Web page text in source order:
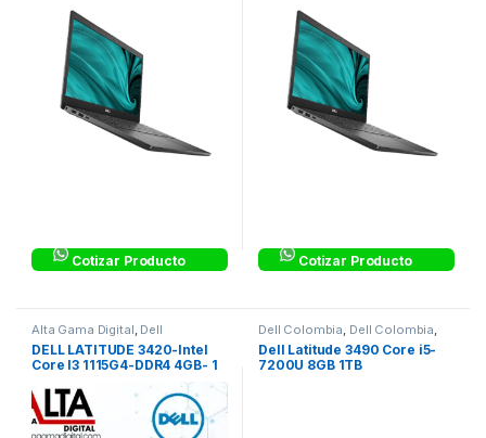
Cotizar Producto Cotizar Producto
Alta Gama Digital, Dell
Colombia,Dell Colombia Dell
Latitude Corporativos,Equipos
Corporativos,Laptops, Laptops
Procesadores Intel®
Procesadores Intel® Core™ i3
DELL LATITUDE 3420-Intel
Core I3 1115G4-DDR4 4GB- 1
Dell Colombia, Dell Colombia,
Dell Latitude Corporativos
Dell Latitude 3490 Core i5-
7200U 8GB 1TB